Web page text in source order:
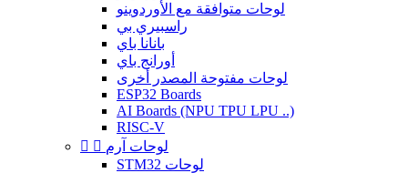
لوحات متوافقة مع الأوردوينو
راسبيري بي
بانانا باي
أورانج باي
لوحات مفتوحة المصدر أخرى
ESP32 Boards
AI Boards (NPU TPU LPU ..)
RISC-V
  لوحات آرم
STM32 لوحات